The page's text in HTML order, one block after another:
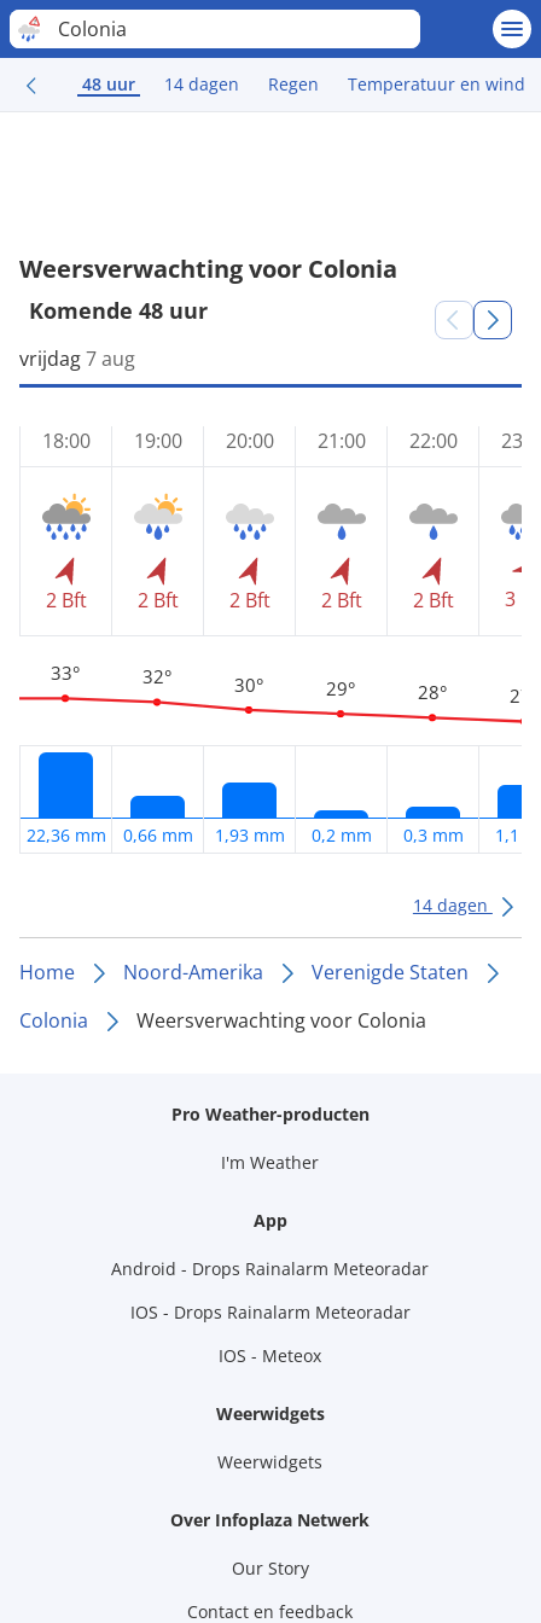
Colonia
48 uur 14 dagen Regen Temperatuur en wind
Weersverwachting voor Colonia
Komende 48 uur
vrijdag7 aug
18:00
2 Bft
33°
22,36 mm
19:00
2 Bft
32°
0,66 mm
20:00
2 Bft
30°
1,93 mm
21:00
2 Bft
29°
0,2 mm
22:00
2 Bft
28°
0,3 mm
3
27°
1,1
14 dagen
Home Noord-Amerika
Verenigde Staten
Colonia
Weersverwachting voor Colonia
Pro Weather-producten
I'm Weather
App
Android - Drops Rainalarm Meteoradar
IOS - Drops Rainalarm Meteoradar
IOS - Meteox
Weerwidgets
Weerwidgets
Over Infoplaza Netwerk
Our Story
Contact en feedback